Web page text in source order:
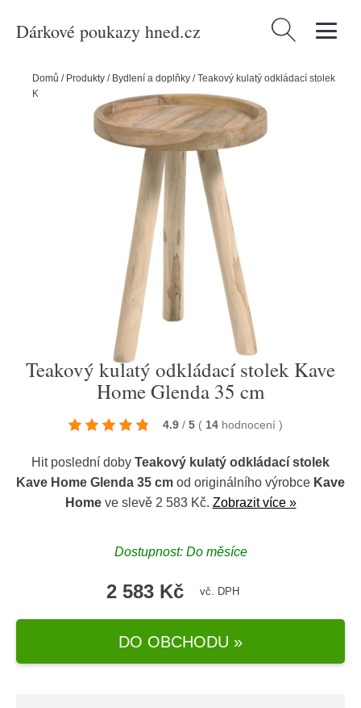
Dárkové poukazy hned.cz Vyhledávání
Domů / Produkty / Bydlení a doplňky /Teakový kulatý odkládací stolek
Kave Home Glenda 35 cm
Teakový kulatý odkládací stolek Kave
Home Glenda 35 cm
4.9 / 5 ( 14 hodnocení )
Hit poslední doby Teakový kulatý odkládací stolek
Kave Home Glenda 35 cm od originálního výrobce Kave
Homeve slevě 2 583 Kč. Zobrazit více »
Dostupnost: Do měsíce
2 583 Kč vč. DPH
DO OBCHODU »